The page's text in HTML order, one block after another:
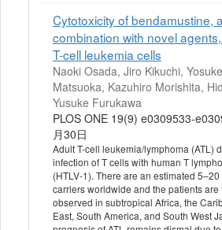
Cytotoxicity of bendamustine,
combination with novel
T-cell leukemia cells
Naoki Osada, Jiro Kikuchi,
Matsuoka, Kazuhiro Morishita,
Yusuke Furukawa
PLOS ONE 19(9) e0309533-
月30日
Adult T-cell leukemia/lymphoma (ATL)
infection of T cells with human T
(HTLV-1). There are an estimated 5–20
carriers worldwide and the patients are
observed in subtropical Africa, the
East, South America, and South West